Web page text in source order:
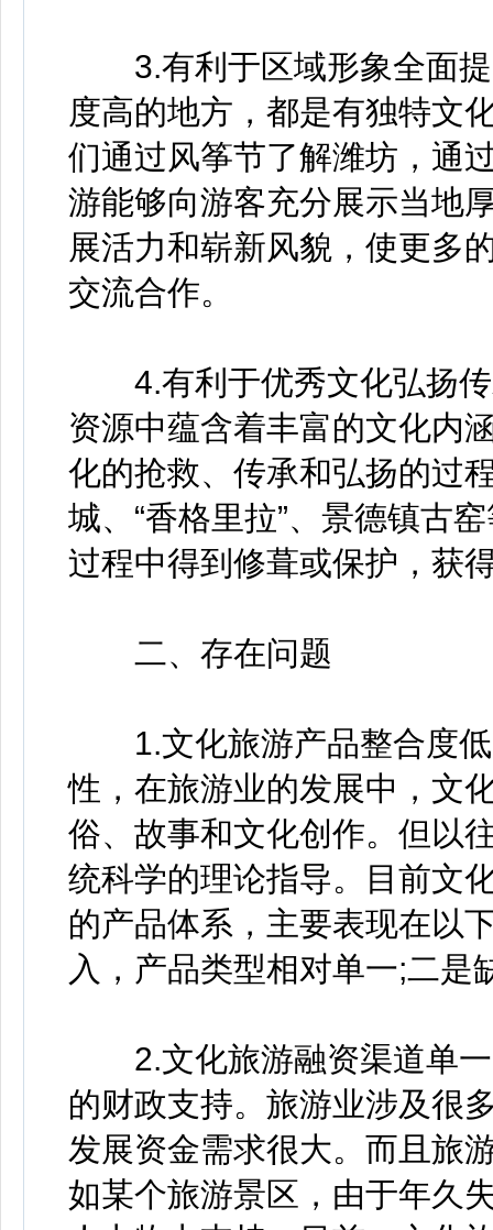
3.有利于区域形象全面提
度高的地方，都是有独特文
们通过风筝节了解潍坊，通
游能够向游客充分展示当地
展活力和崭新风貌，使更多
交流合作。
4.有利于优秀文化弘扬传
资源中蕴含着丰富的文化内
化的抢救、传承和弘扬的过
城、“香格里拉”、景德镇古
过程中得到修葺或保护，获
二、存在问题
1.文化旅游产品整合度低
性，在旅游业的发展中，文
俗、故事和文化创作。但以
统科学的理论指导。目前文
的产品体系，主要表现在以
入，产品类型相对单一;二是
2.文化旅游融资渠道单一
的财政支持。旅游业涉及很
发展资金需求很大。而且旅
如某个旅游景区，由于年久